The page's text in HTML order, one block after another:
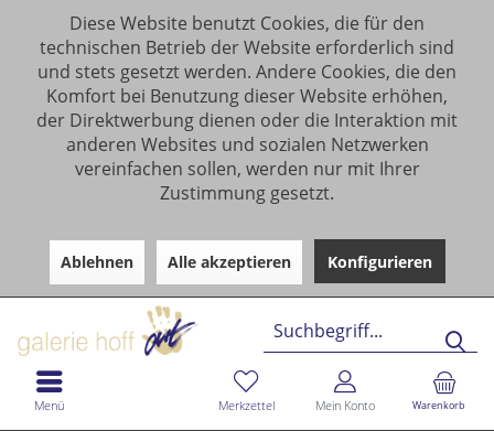
Diese Website benutzt Cookies, die für den
technischen Betrieb der Website erforderlich sind
und stets gesetzt werden. Andere Cookies, die den
Komfort bei Benutzung dieser Website erhöhen,
der Direktwerbung dienen oder die Interaktion mit
anderen Websites und sozialen Netzwerken
vereinfachen sollen, werden nur mit Ihrer
Zustimmung gesetzt.
Ablehnen Alle akzeptieren Konfigurieren
Warenkorb
Merkzettel Mein Konto
Menü